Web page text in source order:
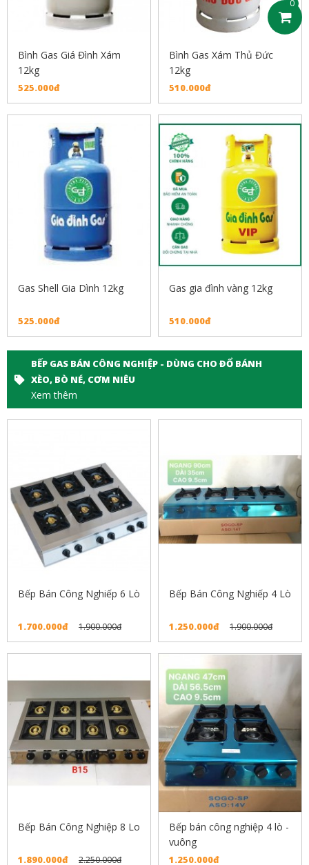
0
Bình Gas Giá Đình Xám
12kg
525.000đ
Bình Gas Xám Thủ Đức
12kg
510.000đ
Gas Shell Gia Dình 12kg
525.000đ
Gas gia đình vàng 12kg
510.000đ
BẾP GAS BÁN CÔNG NGHIỆP - DÙNG CHO ĐỔ BÁNH
XÈO, BÒ NÉ, CƠM NIÊU
Xem thêm
Bếp Bán Công Nghiếp 6 Lò
1.700.000đ 1.900.000đ
Bếp Bán Công Nghiếp 4 Lò
1.250.000đ 1.900.000đ
Bếp Bán Công Nghiệp 8 Lo
1.890.000đ 2.250.000đ
Bếp bán công nghiệp 4 lò -
vuông
1.250.000đ